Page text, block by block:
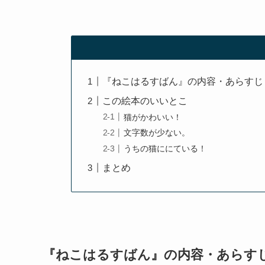
『ねこはるすばん』の内容・あらすじ
この絵本のいいとこ
猫がかわいい！
文字数が少ない。
うちの猫ににている！
まとめ
『ねこはるすばん』の内容・あらす